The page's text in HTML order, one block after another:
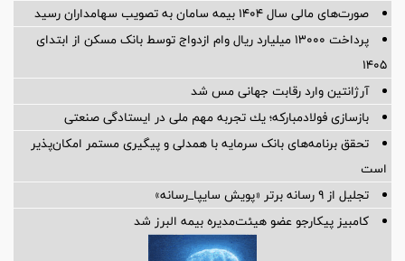
صورت‌های مالی سال ۱۴۰۴ بیمه سامان به تصویب سهامداران رسید
پرداخت ۱۳۰۰۰ میلیارد ریال وام ازدواج توسط بانک مسکن از ابتدای
۱۴۰۵
آرژانتین وارد رقابت جهانی مس شد
بازسازی فولادمباركه؛ یك تجربه مهم ملی در ایستادگی صنعتی
تحقق برنامه‌های بانک سرمایه با همدلی و پیگیری مستمر امکان‌پذیر
است
تجلیل از ۹ رسانه برتر «پویش سایپا_رسانه»
کامبیز پیکارجو عضو هیئت‌مدیره بيمه البرز شد